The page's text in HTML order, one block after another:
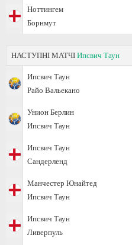
Ноттингем
Борнмут
НАСТУПНІ МАТЧІ Ипсвич Таун
Ипсвич Таун
Райо Вальекано
Унион Берлин
Ипсвич Таун
Ипсвич Таун
Сандерленд
Манчестер Юнайтед
Ипсвич Таун
Ипсвич Таун
Ливерпуль